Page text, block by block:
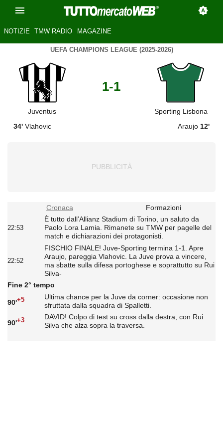
NOTIZIE TMW RADIO MAGAZINE
UEFA CHAMPIONS LEAGUE (2025-2026)
Juventus
1-1
Sporting Lisbona
34' Vlahovic Araujo 12'
Cronaca Formazioni
22:53
È tutto dall’Allianz Stadium di Torino, un saluto da
Paolo Lora Lamia. Rimanete su TMW per pagelle del
match e dichiarazioni dei protagonisti.
22:52
FISCHIO FINALE! Juve-Sporting termina 1-1. Apre
Araujo, pareggia Vlahovic. La Juve prova a vincere,
ma sbatte sulla difesa portoghese e soprattutto su Rui
Silva-
Fine 2° tempo
90'+5
Ultima chance per la Juve da corner: occasione non
sfruttata dalla squadra di Spalletti.
90'+3
DAVID! Colpo di test su cross dalla destra, con Rui
Silva che alza sopra la traversa.